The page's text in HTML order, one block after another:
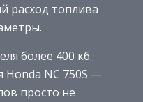
расход топлива
более 400 кб.
Honda NC 750S —
просто не